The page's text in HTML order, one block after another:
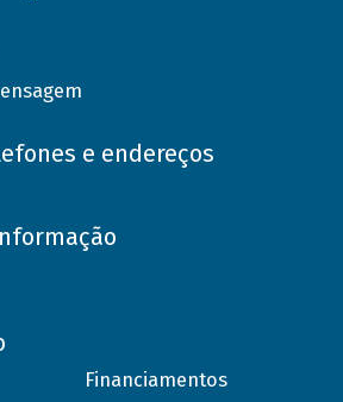
e endereços
Financiamentos